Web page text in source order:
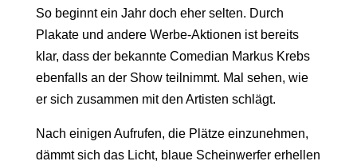
So beginnt ein Jahr doch eher selten. Durch
Plakate und andere Werbe-Aktionen ist bereits
klar, dass der bekannte Comedian Markus Krebs
ebenfalls an der Show teilnimmt. Mal sehen, wie
er sich zusammen mit den Artisten schlägt.
Nach einigen Aufrufen, die Plätze einzunehmen,
dämmt sich das Licht, blaue Scheinwerfer erhellen